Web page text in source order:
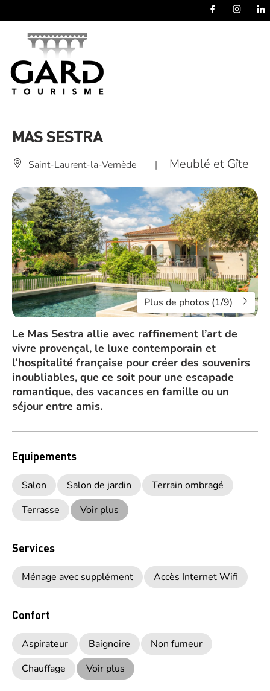
MAS SESTRA
Saint-Laurent-la-Vernède | Meublé et Gîte
Plus de photos (1/9)
Le Mas Sestra allie avec raffinement l’art de
vivre provençal, le luxe contemporain et
l’hospitalité française pour créer des souvenirs
inoubliables, que ce soit pour une escapade
romantique, des vacances en famille ou un
séjour entre amis.
Equipements
Salon Salon de jardin
Terrain ombragé
Terrasse
Voir plus
Services
Ménage avec supplément Accès Internet Wifi
Confort
Aspirateur Baignoire
Non fumeur
Chauffage
Voir plus